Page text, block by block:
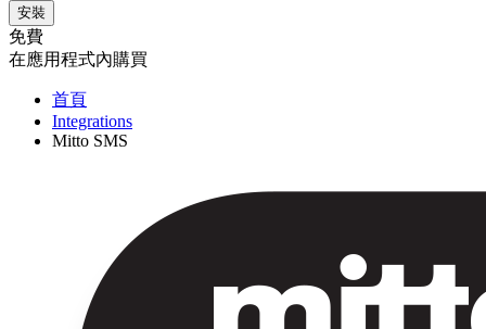
安裝
免費
在應用程式內購買
首頁
Integrations
Mitto SMS